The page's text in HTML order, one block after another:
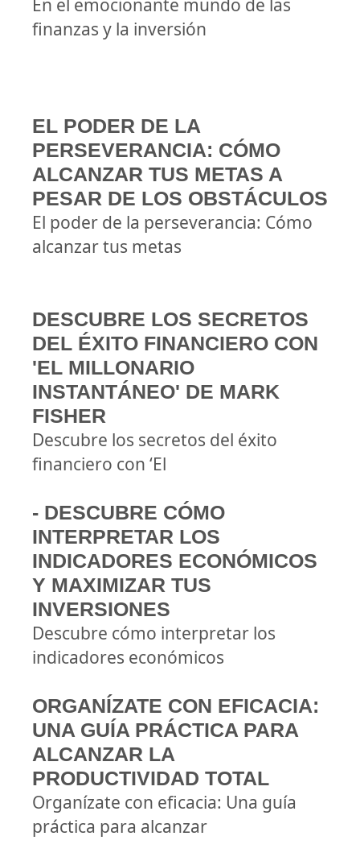
En el emocionante mundo de las
finanzas y la inversión
EL PODER DE LA
PERSEVERANCIA: CÓMO
ALCANZAR TUS METAS A
PESAR DE LOS OBSTÁCULOS
El poder de la perseverancia: Cómo
alcanzar tus metas
DESCUBRE LOS SECRETOS
DEL ÉXITO FINANCIERO CON
'EL MILLONARIO
INSTANTÁNEO' DE MARK
FISHER
Descubre los secretos del éxito
financiero con ‘El
- DESCUBRE CÓMO
INTERPRETAR LOS
INDICADORES ECONÓMICOS
Y MAXIMIZAR TUS
INVERSIONES
Descubre cómo interpretar los
indicadores económicos
ORGANÍZATE CON EFICACIA:
UNA GUÍA PRÁCTICA PARA
ALCANZAR LA
PRODUCTIVIDAD TOTAL
Organízate con eficacia: Una guía
práctica para alcanzar